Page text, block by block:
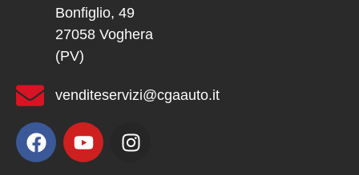
Bonfiglio, 49
27058 Voghera
(PV)
venditeservizi@cgaauto.it